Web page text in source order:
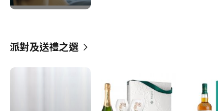
派對及送禮之選